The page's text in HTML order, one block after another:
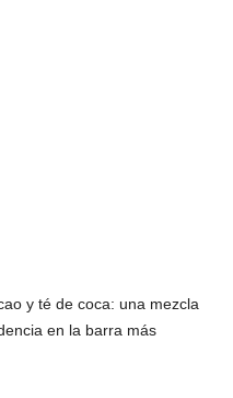
y té de coca: una mezcla
en la barra más